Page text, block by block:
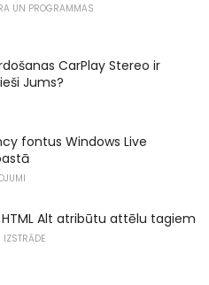
UN PROGRAMMAS
CarPlay Stereo ir
Jums?
fontus Windows Live
Alt atribūtu attēlu tagiem